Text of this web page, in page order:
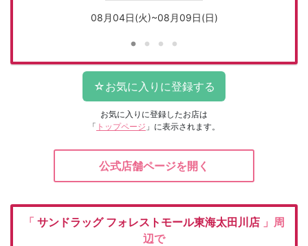
08月04日(火)~08月09日(日)
お気に入りに登録したお店は
「 トップページ 」に表示されます。
公式店舗ページを開く
「 サンドラッグ フォレストモール東海太田川店 」周
辺で